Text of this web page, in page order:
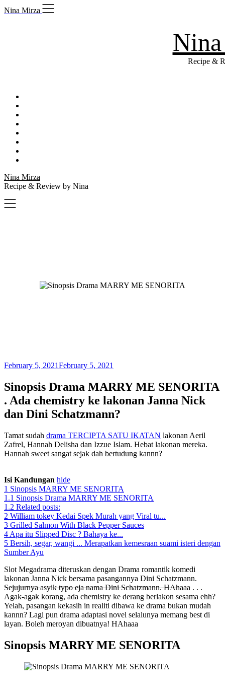
Skip
to
Nina Mirza
Recipe &
Nina Mirza
Recipe & Review by Nina
February 5, 2021February 5, 2021
Sinopsis Drama MARRY ME SENORITA
. Ada chemistry ke lakonan Janna Nick
dan Dini Schatzmann?
Tamat sudah drama TERCIPTA SATU IKATAN lakonan Aeril
Zafrel, Hannah Delisha dan Izzue Islam. Hebat lakonan mereka.
Hannah sweet sangat sejak dah bertudung kannn?
Isi Kandungan hide
1 Sinopsis MARRY ME SENORITA
1.1 Sinopsis Drama MARRY ME SENORITA
1.2 Related posts:
2 William tokey Kedai Spek Murah yang Viral tu...
3 Grilled Salmon With Black Pepper Sauces
4 Apa itu Slipped Disc ? Bahaya ke...
5 Bersih, segar, wangi ... Merapatkan kemesraan suami isteri dengan
Sumber Ayu
Slot Megadrama diteruskan dengan Drama romantik komedi
lakonan Janna Nick bersama pasangannya Dini Schatzmann.
Sejujurnya asyik typo eja nama Dini Schatzmann. HAhaaa . . .
Agak-agak korang, ada chemistry ke derang berlakon sesama ehh?
Yelah, pasangan kekasih in realiti dibawa ke drama bukan mudah
kannn? Lagi pun drama adaptasi novel selalunya memang best di
layan. Boleh meroyan dibuatnya! HAhaaa
Sinopsis MARRY ME SENORITA